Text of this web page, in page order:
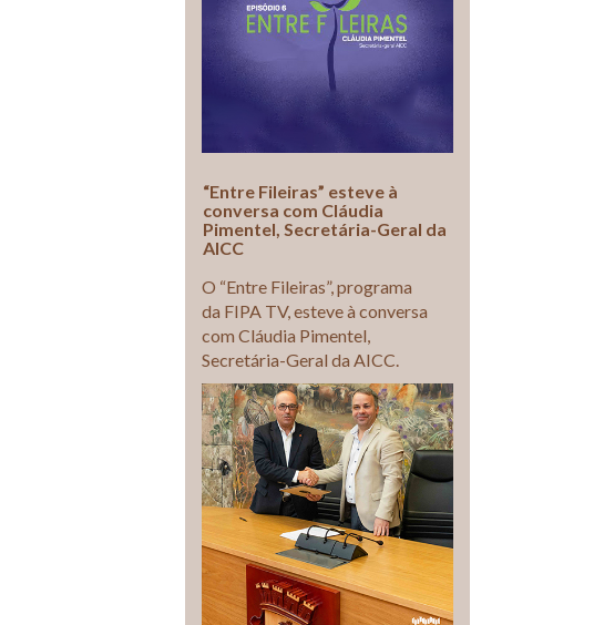
“Entre Fileiras” esteve à
conversa com Cláudia
Pimentel, Secretária-Geral da
AICC
O “Entre Fileiras”, programa
da FIPA TV, esteve à conversa
com Cláudia Pimentel,
Secretária-Geral da AICC.